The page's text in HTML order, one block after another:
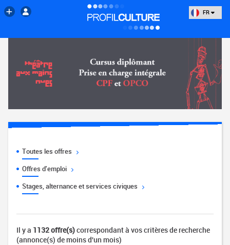
FR
Toutes les offres
Offres d'emploi
Stages, alternance et services civiques
Il y a 1132 offre(s)correspondant à vos critères de recherche
(annonce(s) de moins d'un mois)